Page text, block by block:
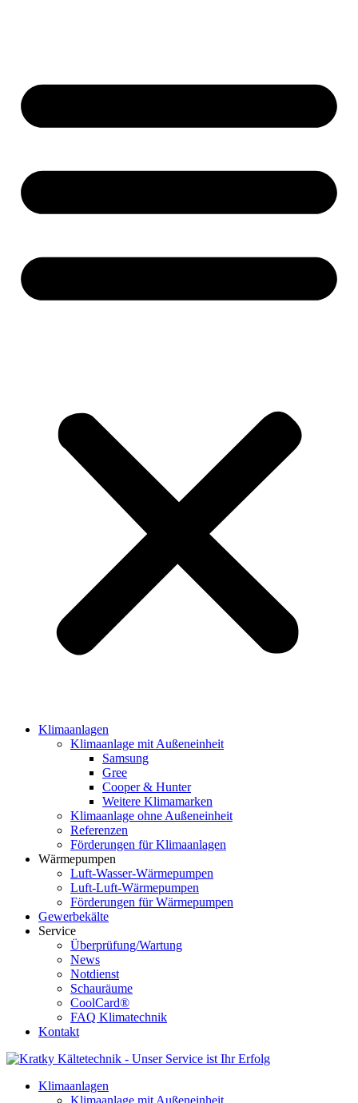
Klimaanlagen
Klimaanlage mit Außeneinheit
Samsung
Gree
Cooper & Hunter
Weitere Klimamarken
Klimaanlage ohne Außeneinheit
Referenzen
Förderungen für Klimaanlagen
Wärmepumpen
Luft-Wasser-Wärmepumpen
Luft-Luft-Wärmepumpen
Förderungen für Wärmepumpen
Gewerbekälte
Service
Überprüfung/Wartung
News
Notdienst
Schauräume
CoolCard®
FAQ Klimatechnik
Kontakt
Klimaanlagen
Klimaanlage mit Außeneinheit